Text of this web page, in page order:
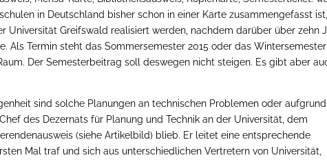
in Deutschland bisher schon in einer Karte zusammengefasst
Universität Greifswald realisiert werden, nachdem darüber über zehn
Als Termin steht das Sommersemester 2015 oder das Wintersemester
Der Semesterbeitrag soll deswegen nicht steigen. Es gibt aber
sind solche Planungen an technischen Problemen oder
des Dezernats für Planung und Technik an der Universität, dem
(siehe Artikelbild) blieb. Er leitet eine entsprechende
Mal traf und sich aus unterschiedlichen Vertretern von Universität,